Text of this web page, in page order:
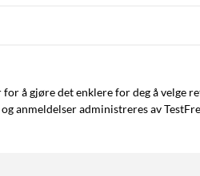
å gjøre det enklere for deg å velge
anmeldelser administreres av